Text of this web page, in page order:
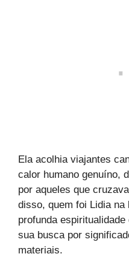
Ela acolhia viajantes
calor humano genuíno,
por aqueles que
disso, quem foi Lidia
profunda
sua busca por
materiais.